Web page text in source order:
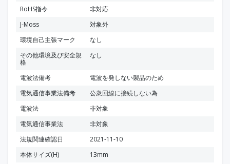
RoHS指令
非対応
J-Moss
対象外
環境自己主張マーク
なし
その他環境及び安全規
格
なし
電波法備考
電波を発しない製品のため
電気通信事業法備考
公衆回線に接続しない為
電波法
非対象
電気通信事業法
非対象
法規関連確認日
2021-11-10
本体サイズ(H)
13mm